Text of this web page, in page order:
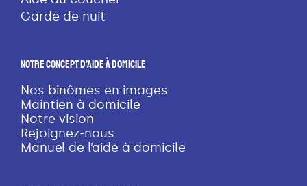
Garde de nuit
Notre Concept D’aide À Domicile
Nos binômes en images
Maintien à domicile
Notre vision
Rejoignez-nous
Manuel de l’aide à domicile